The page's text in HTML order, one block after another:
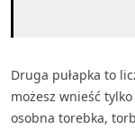
Druga pułapka to
możesz wnieść
osobna torebka,